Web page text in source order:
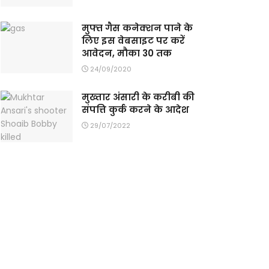
मुफ्त गैस कनेक्शन पाने के
लिए इस वेबसाइट पर करें
आवेदन, मौका 30 तक
24/09/2020
मुख्तार अंसारी के करीबी की
संपत्ति कुर्क करने के आदेश
29/07/2022